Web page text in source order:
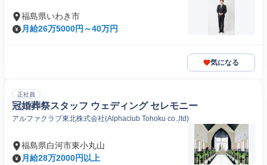
福島県いわき市
月給26万5000円～40万円
気になる
正社員
冠婚葬祭スタッフ ウェディング セレモニー
アルファクラブ東北株式会社(Alphaclub Tohoku co.,ltd)
福島県白河市東小丸山
月給28万2000円以上